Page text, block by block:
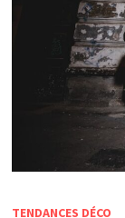
TENDANCES DÉCO